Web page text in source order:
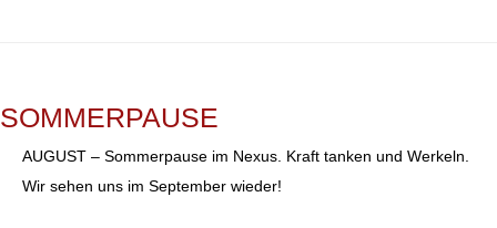
SOMMERPAUSE
AUGUST – Sommerpause im Nexus. Kraft tanken und Werkeln.
Wir sehen uns im September wieder!